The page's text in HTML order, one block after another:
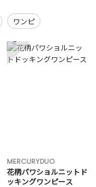
ワンピ
3
MERCURYDUO
花柄パワショルニットド
ッキングワンピース